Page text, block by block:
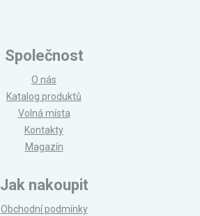
Společnost
O nás
Katalog produktů
Volná místa
Kontakty
Magazín
Jak nakoupit
Obchodní podmínky